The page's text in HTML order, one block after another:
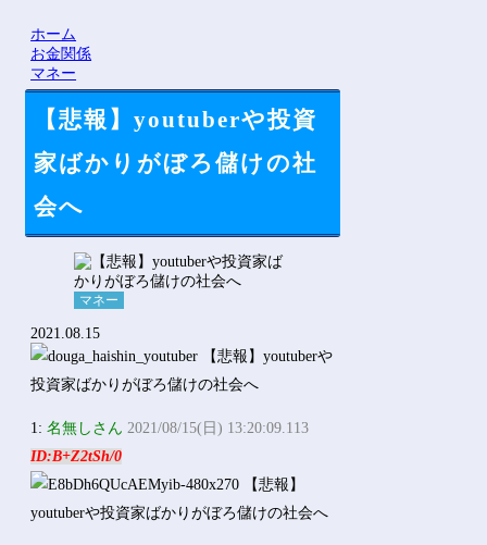
Powered by livedoor 相互RSS
ホーム
お金関係
マネー
【悲報】youtuberや投資
家ばかりがぼろ儲けの社
会へ
マネー
2021.08.15
1:名無しさん 2021/08/15(日) 13:20:09.113
ID:B+Z2tSh/0